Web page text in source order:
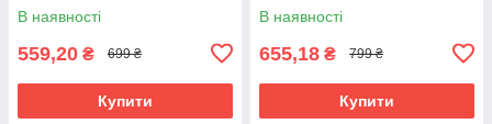
В наявності
559,20 ₴ 699 ₴
Купити
В наявності
655,18 ₴ 799 ₴
Купити